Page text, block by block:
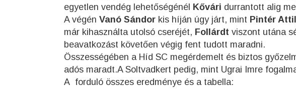
egyetlen vendég lehetőségénél Kővári durrantott alig
A végén Vanó Sándor kis híján úgy járt, mint Pintér
már kihasználta utolsó cseréjét, Follárdt viszont utána
beavatkozást követően végig fent tudott maradni.
Összességében a Híd SC megérdemelt és biztos
adós maradt.A Soltvadkert pedig, mint Ugrai Imre
A forduló összes eredménye és a tabella: